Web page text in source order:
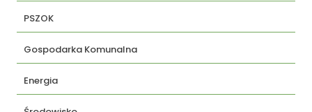
PSZOK
Gospodarka Komunalna
Energia